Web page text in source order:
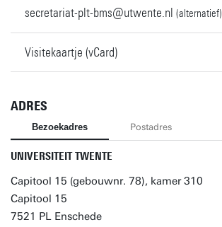
secretariat-plt-bms@utwente.nl (alternatief)
Visitekaartje (vCard)
ADRES
Bezoekadres Postadres
UNIVERSITEIT TWENTE
Capitool 15 (gebouwnr. 78), kamer 310
Capitool 15
7521 PL Enschede